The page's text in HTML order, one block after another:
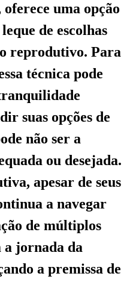
uma opção
de escolhas
reprodutivo. Para
técnica pode
suas opções de
não ser a
ou desejada.
apesar de seus
a navegar
de múltiplos
a jornada da
a premissa de